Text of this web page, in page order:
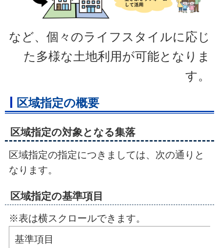
など、個々のライフスタイルに応じ
た多様な土地利用が可能となりま
す。
区域指定の概要
区域指定の対象となる集落
区域指定の指定につきましては、次の通りと
なります。
区域指定の基準項目
※表は横スクロールできます。
基準項目